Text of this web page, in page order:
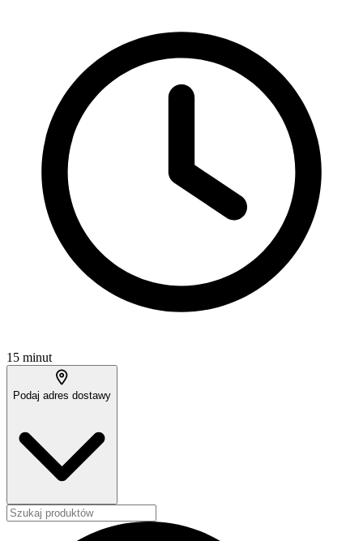
15 minut
Podaj adres dostawy